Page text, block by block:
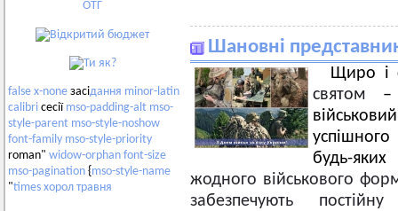
false x-none засідання minor-latin
calibri сесії mso-padding-alt mso-
style-parent mso-style-noshow
font-family mso-style-priority
roman" widow-orphan font-size
mso-pagination {mso-style-name
"times хорол травня
Шановні
Щиро і
святом –
будь-
жодного військового
забезпечують